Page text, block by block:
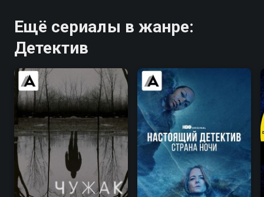
Ещё сериалы в жанре:
Детектив